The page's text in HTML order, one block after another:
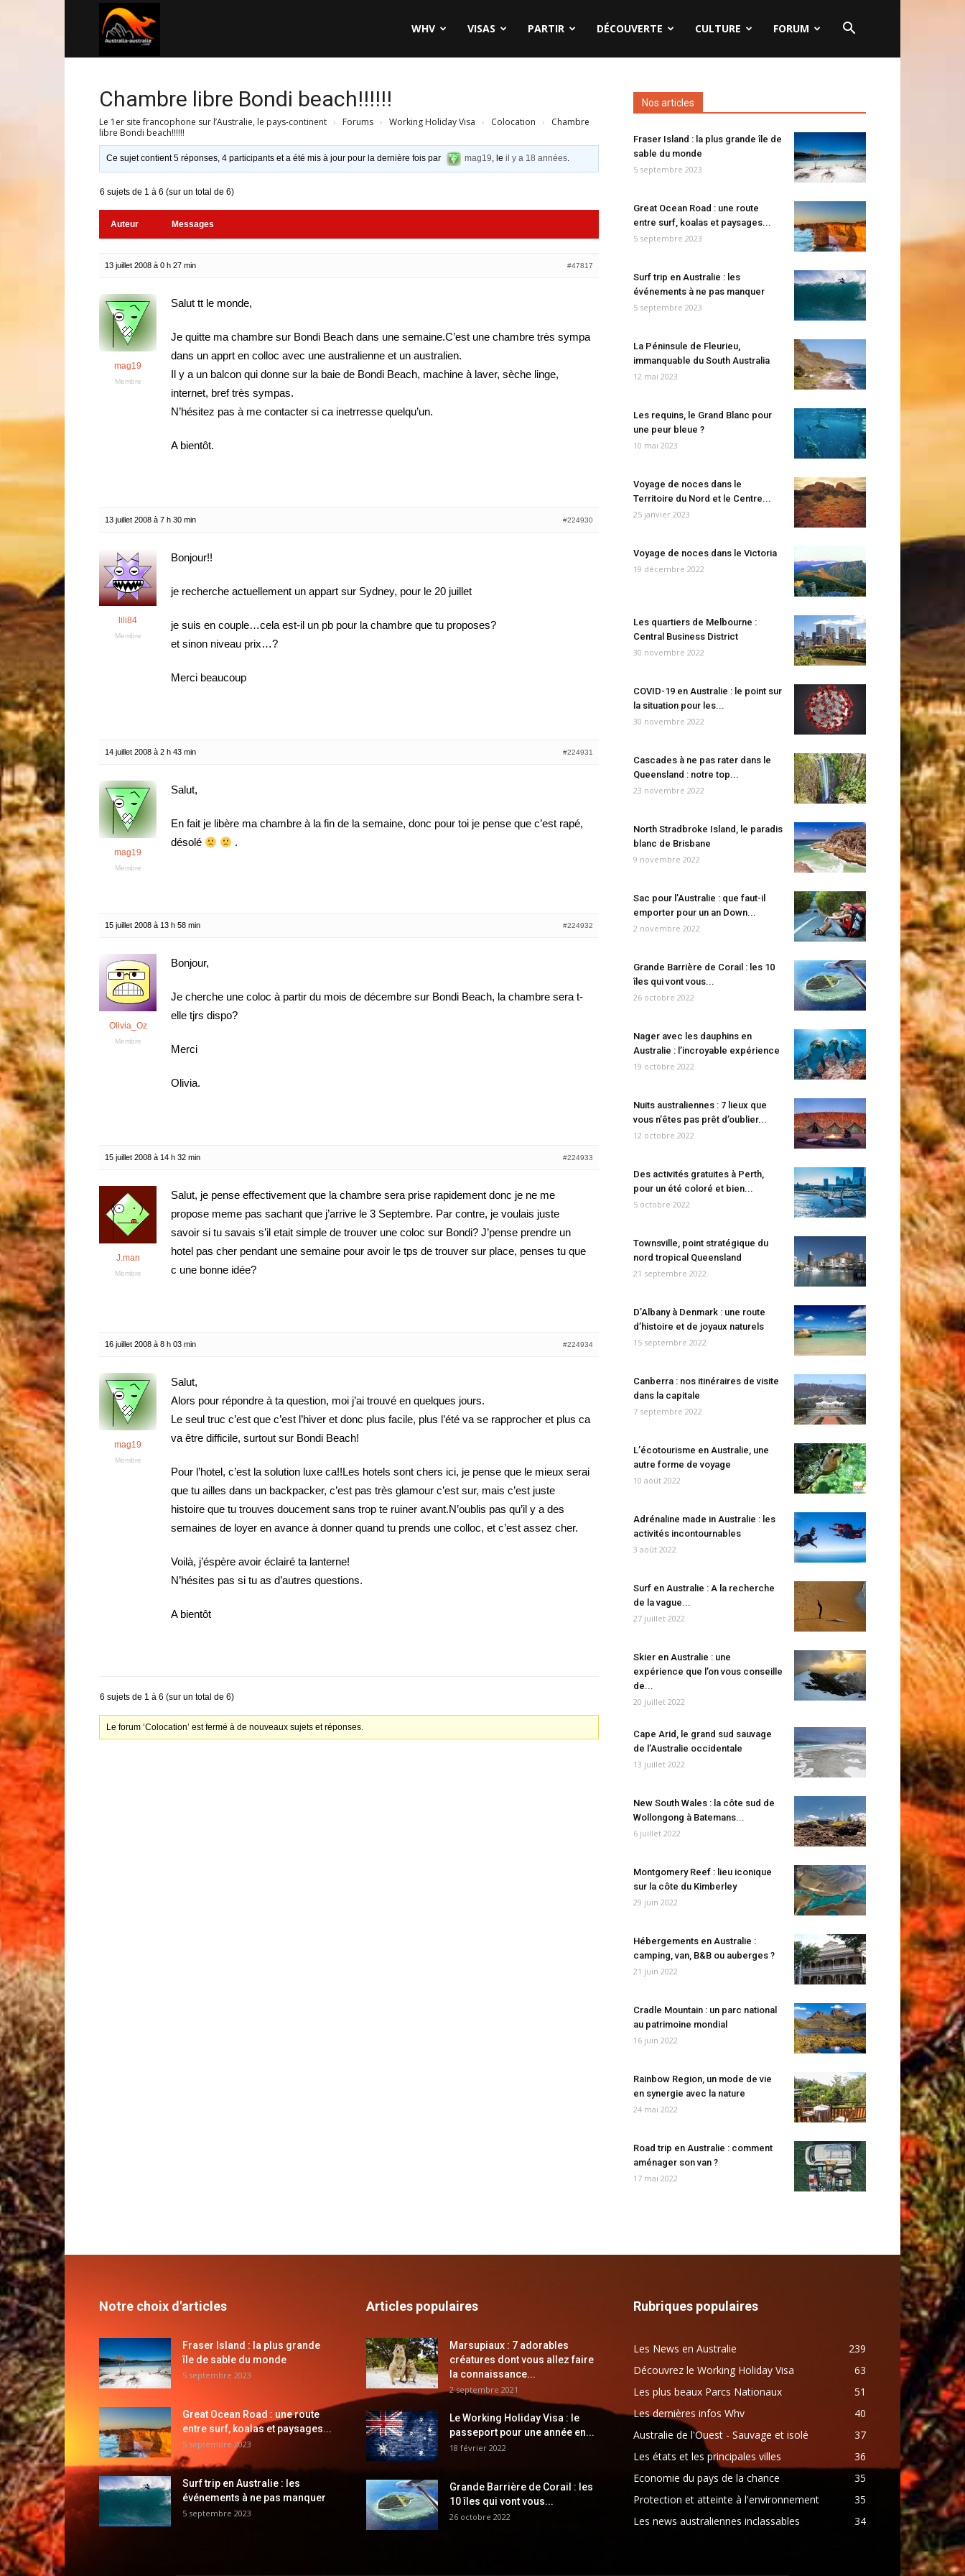
WHV VISAS PARTIR DÉCOUVERTE CULTURE FORUM
Chambre libre Bondi beach!!!!!!
Le 1er site francophone sur l’Australie, le pays-continent › Forums › Working Holiday Visa › Colocation ›
Chambre
libre Bondi beach!!!!!!
Ce sujet contient 5 réponses, 4 participants et a été mis à jour pour la dernière fois par mag19, leil y a 18 années.
6 sujets de 1 à 6 (sur un total de 6)
Auteur Messages
13 juillet 2008 à 0 h 27 min #47817
mag19
Membre
Salut tt le monde,
Je quitte ma chambre sur Bondi Beach dans une semaine.C’est une chambre très sympa
dans un apprt en colloc avec une australienne et un australien.
Il y a un balcon qui donne sur la baie de Bondi Beach, machine à laver, sèche linge,
internet, bref très sympas.
N’hésitez pas à me contacter si ca inetrresse quelqu’un.
A bientôt.
13 juillet 2008 à 7 h 30 min #224930
lili84
Membre
Bonjour!!
je recherche actuellement un appart sur Sydney, pour le 20 juillet
je suis en couple…cela est-il un pb pour la chambre que tu proposes?
et sinon niveau prix…?
Merci beaucoup
14 juillet 2008 à 2 h 43 min #224931
mag19
Membre
Salut,
En fait je libère ma chambre à la fin de la semaine, donc pour toi je pense que c’est rapé,
désolé
.
15 juillet 2008 à 13 h 58 min #224932
Olivia_Oz
Membre
Bonjour,
Je cherche une coloc à partir du mois de décembre sur Bondi Beach, la chambre sera t-
elle tjrs dispo?
Merci
Olivia.
15 juillet 2008 à 14 h 32 min #224933
J.man
Membre
Salut, je pense effectivement que la chambre sera prise rapidement donc je ne me
propose meme pas sachant que j’arrive le 3 Septembre. Par contre, je voulais juste
savoir si tu savais s’il etait simple de trouver une coloc sur Bondi? J’pense prendre un
hotel pas cher pendant une semaine pour avoir le tps de trouver sur place, penses tu que
c une bonne idée?
16 juillet 2008 à 8 h 03 min #224934
mag19
Membre
Salut,
Alors pour répondre à ta question, moi j’ai trouvé en quelques jours.
Le seul truc c’est que c’est l’hiver et donc plus facile, plus l’été va se rapprocher et plus ca
va être difficile, surtout sur Bondi Beach!
Pour l’hotel, c’est la solution luxe ca!!Les hotels sont chers ici, je pense que le mieux serai
que tu ailles dans un backpacker, c’est pas très glamour c’est sur, mais c’est juste
histoire que tu trouves doucement sans trop te ruiner avant.N’oublis pas qu’il y a des
semaines de loyer en avance à donner quand tu prends une colloc, et c’est assez cher.
Voilà, j’éspère avoir éclairé ta lanterne!
N’hésites pas si tu as d’autres questions.
A bientôt
6 sujets de 1 à 6 (sur un total de 6)
Le forum ‘Colocation’ est fermé à de nouveaux sujets et réponses.
Nos articles
Fraser Island : la plus grande île de
sable du monde
5 septembre 2023
Great Ocean Road : une route
entre surf, koalas et paysages...
5 septembre 2023
Surf trip en Australie : les
événements à ne pas manquer
5 septembre 2023
La Péninsule de Fleurieu,
immanquable du South Australia
12 mai 2023
Les requins, le Grand Blanc pour
une peur bleue ?
10 mai 2023
Voyage de noces dans le
Territoire du Nord et le Centre...
25 janvier 2023
Voyage de noces dans le Victoria
19 décembre 2022
Les quartiers de Melbourne :
Central Business District
30 novembre 2022
COVID-19 en Australie : le point sur
la situation pour les...
30 novembre 2022
Cascades à ne pas rater dans le
Queensland : notre top...
23 novembre 2022
North Stradbroke Island, le paradis
blanc de Brisbane
9 novembre 2022
Sac pour l’Australie : que faut-il
emporter pour un an Down...
2 novembre 2022
Grande Barrière de Corail : les 10
îles qui vont vous...
26 octobre 2022
Nager avec les dauphins en
Australie : l’incroyable expérience
19 octobre 2022
Nuits australiennes : 7 lieux que
vous n’êtes pas prêt d’oublier...
12 octobre 2022
Des activités gratuites à Perth,
pour un été coloré et bien...
5 octobre 2022
Townsville, point stratégique du
nord tropical Queensland
21 septembre 2022
D’Albany à Denmark : une route
d’histoire et de joyaux naturels
15 septembre 2022
Canberra : nos itinéraires de visite
dans la capitale
7 septembre 2022
L’écotourisme en Australie, une
autre forme de voyage
10 août 2022
Adrénaline made in Australie : les
activités incontournables
3 août 2022
Surf en Australie : A la recherche
de la vague...
27 juillet 2022
Skier en Australie : une
expérience que l’on vous conseille
de...
20 juillet 2022
Cape Arid, le grand sud sauvage
de l’Australie occidentale
13 juillet 2022
New South Wales : la côte sud de
Wollongong à Batemans...
6 juillet 2022
Montgomery Reef : lieu iconique
sur la côte du Kimberley
29 juin 2022
Hébergements en Australie :
camping, van, B&B ou auberges ?
21 juin 2022
Cradle Mountain : un parc national
au patrimoine mondial
16 juin 2022
Rainbow Region, un mode de vie
en synergie avec la nature
24 mai 2022
Road trip en Australie : comment
aménager son van ?
17 mai 2022
Notre choix d'articles
Fraser Island : la plus grande
île de sable du monde
5 septembre 2023
Great Ocean Road : une route
entre surf, koalas et paysages...
5 septembre 2023
Surf trip en Australie : les
événements à ne pas manquer
5 septembre 2023
Articles populaires
Marsupiaux : 7 adorables
créatures dont vous allez faire
la connaissance...
2 septembre 2021
Le Working Holiday Visa : le
passeport pour une année en...
18 février 2022
Grande Barrière de Corail : les
10 îles qui vont vous...
26 octobre 2022
Rubriques populaires
Les News en Australie
239
Découvrez le Working Holiday Visa
63
Les plus beaux Parcs Nationaux
51
Les dernières infos Whv
40
Australie de l'Ouest - Sauvage et isolé
37
Les états et les principales villes
36
Economie du pays de la chance
35
Protection et atteinte à l'environnement
35
Les news australiennes inclassables
34